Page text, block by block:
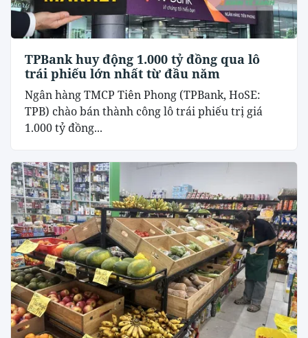
TPBank huy động 1.000 tỷ đồng qua lô
trái phiếu lớn nhất từ đầu năm
Ngân hàng TMCP Tiên Phong (TPBank, HoSE:
TPB) chào bán thành công lô trái phiếu trị giá
1.000 tỷ đồng...